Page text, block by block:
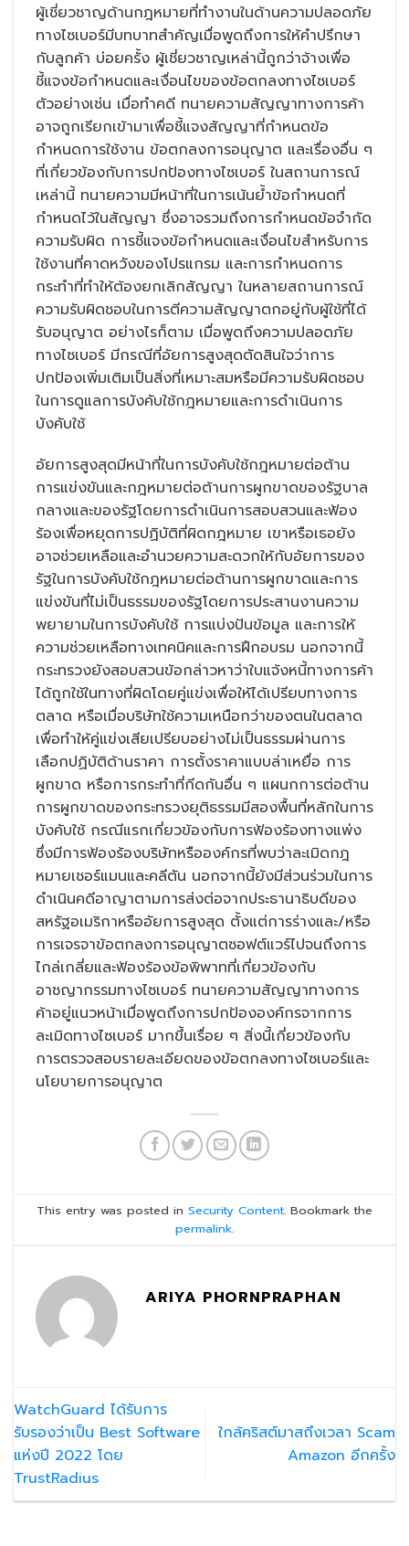
ผู้เชี่ยวชาญด้านกฎหมายที่ทำงานในด้านความปลอดภัย
ทางไซเบอร์มีบทบาทสำคัญเมื่อพูดถึงการให้คำปรึกษา
กับลูกค้า บ่อยครั้ง ผู้เชี่ยวชาญเหล่านี้ถูกว่าจ้างเพื่อ
ชี้แจงข้อกำหนดและเงื่อนไขของข้อตกลงทางไซเบอร์
ตัวอย่างเช่น เมื่อทำคดี ทนายความสัญญาทางการค้า
อาจถูกเรียกเข้ามาเพื่อชี้แจงสัญญาที่กำหนดข้อ
กำหนดการใช้งาน ข้อตกลงการอนุญาต และเรื่องอื่น ๆ
ที่เกี่ยวข้องกับการปกป้องทางไซเบอร์ ในสถานการณ์
เหล่านี้ ทนายความมีหน้าที่ในการเน้นย้ำข้อกำหนดที่
กำหนดไว้ในสัญญา ซึ่งอาจรวมถึงการกำหนดข้อจำกัด
ความรับผิด การชี้แจงข้อกำหนดและเงื่อนไขสำหรับการ
ใช้งานที่คาดหวังของโปรแกรม และการกำหนดการ
กระทำที่ทำให้ต้องยกเลิกสัญญา ในหลายสถานการณ์
ความรับผิดชอบในการตีความสัญญาตกอยู่กับผู้ใช้ที่ได้
รับอนุญาต อย่างไรก็ตาม เมื่อพูดถึงความปลอดภัย
ทางไซเบอร์ มีกรณีที่อัยการสูงสุดตัดสินใจว่าการ
ปกป้องเพิ่มเติมเป็นสิ่งที่เหมาะสมหรือมีความรับผิดชอบ
ในการดูแลการบังคับใช้กฎหมายและการดำเนินการ
บังคับใช้
อัยการสูงสุดมีหน้าที่ในการบังคับใช้กฎหมายต่อต้าน
การแข่งขันและกฎหมายต่อต้านการผูกขาดของรัฐบาล
กลางและของรัฐโดยการดำเนินการสอบสวนและฟ้อง
ร้องเพื่อหยุดการปฏิบัติที่ผิดกฎหมาย เขาหรือเธอยัง
อาจช่วยเหลือและอำนวยความสะดวกให้กับอัยการของ
รัฐในการบังคับใช้กฎหมายต่อต้านการผูกขาดและการ
แข่งขันที่ไม่เป็นธรรมของรัฐโดยการประสานงานความ
พยายามในการบังคับใช้ การแบ่งปันข้อมูล และการให้
ความช่วยเหลือทางเทคนิคและการฝึกอบรม นอกจากนี้
กระทรวงยังสอบสวนข้อกล่าวหาว่าใบแจ้งหนี้ทางการค้า
ได้ถูกใช้ในทางที่ผิดโดยคู่แข่งเพื่อให้ได้เปรียบทางการ
ตลาด หรือเมื่อบริษัทใช้ความเหนือกว่าของตนในตลาด
เพื่อทำให้คู่แข่งเสียเปรียบอย่างไม่เป็นธรรมผ่านการ
เลือกปฏิบัติด้านราคา การตั้งราคาแบบล่าเหยื่อ การ
ผูกขาด หรือการกระทำที่กีดกันอื่น ๆ แผนกการต่อต้าน
การผูกขาดของกระทรวงยุติธรรมมีสองพื้นที่หลักในการ
บังคับใช้ กรณีแรกเกี่ยวข้องกับการฟ้องร้องทางแพ่ง
ซึ่งมีการฟ้องร้องบริษัทหรือองค์กรที่พบว่าละเมิดกฎ
หมายเชอร์แมนและคลีตัน นอกจากนี้ยังมีส่วนร่วมในการ
ดำเนินคดีอาญาตามการส่งต่อจากประธานาธิบดีของ
สหรัฐอเมริกาหรืออัยการสูงสุด ตั้งแต่การร่างและ/หรือ
การเจรจาข้อตกลงการอนุญาตซอฟต์แวร์ไปจนถึงการ
ไกล่เกลี่ยและฟ้องร้องข้อพิพาทที่เกี่ยวข้องกับ
อาชญากรรมทางไซเบอร์ ทนายความสัญญาทางการ
ค้าอยู่แนวหน้าเมื่อพูดถึงการปกป้ององค์กรจากการ
ละเมิดทางไซเบอร์ มากขึ้นเรื่อย ๆ สิ่งนี้เกี่ยวข้องกับ
การตรวจสอบรายละเอียดของข้อตกลงทางไซเบอร์และ
นโยบายการอนุญาต
This entry was posted in Security Content. Bookmark the
permalink.
ARIYA PHORNPRAPHAN
WatchGuard ได้รับการ
รับรองว่าเป็น Best Software
แห่งปี 2022 โดย
TrustRadius
ใกล้คริสต์มาสถึงเวลา Scam
Amazon อีกครั้ง